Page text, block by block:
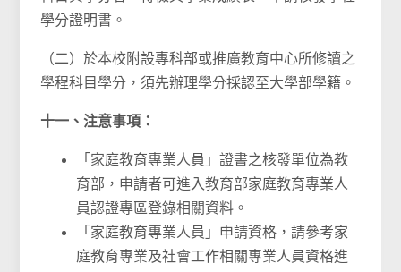
學分證明書。
（二）於本校附設專科部或推廣教育中心所修讀之
學程科目學分，須先辦理學分採認至大學部學籍。
十一、注意事項：
「家庭教育專業人員」證書之核發單位為教
育部，申請者可進入教育部家庭教育專業人
員認證專區登錄相關資料。
「家庭教育專業人員」申請資格，請參考家
庭教育專業及社會工作相關專業人員資格進